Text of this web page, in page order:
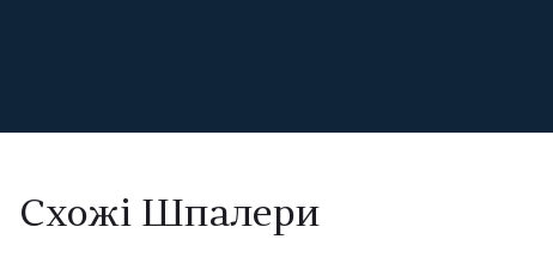
Схожі Шпалери